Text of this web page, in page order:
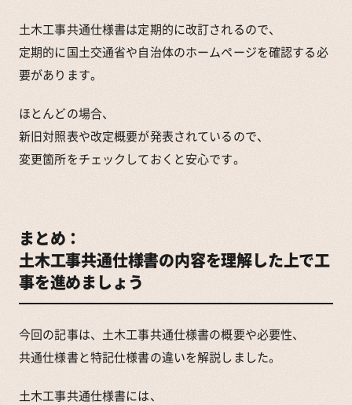
土木工事共通仕様書は定期的に改訂されるので、
定期的に国土交通省や自治体のホームページを確認する必
要があります。
ほとんどの場合、
新旧対照表や改定概要が発表されているので、
変更箇所をチェックしておくと安心です。
まとめ：
土木工事共通仕様書の内容を理解した上で工
事を進めましょう
今回の記事は、土木工事共通仕様書の概要や必要性、
共通仕様書と特記仕様書の違いを解説しました。
土木工事共通仕様書には、